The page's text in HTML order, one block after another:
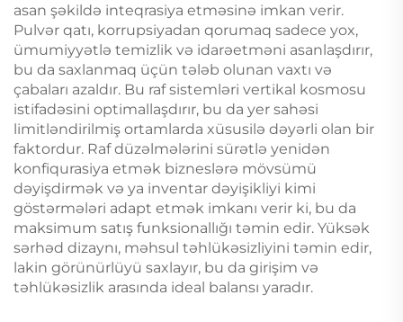
asan şəkildə inteqrasiya etməsinə imkan verir.
Pulvər qatı, korrupsiyadan qorumaq sadece yox,
ümumiyyətlə temizlik və idarəetməni asanlaşdırır,
bu da saxlanmaq üçün tələb olunan vaxtı və
çabaları azaldır. Bu raf sistemləri vertikal kosmosu
istifadəsini optimallaşdırır, bu da yer sahəsi
limitləndirilmiş ortamlarda xüsusilə dəyərli olan bir
faktordur. Raf düzəlmələrini sürətlə yenidən
konfiqurasiya etmək bizneslərə mövsümü
dəyişdirmək və ya inventar dəyişikliyi kimi
göstərmələri adapt etmək imkanı verir ki, bu da
maksimum satış funksionallığı təmin edir. Yüksək
sərhəd dizaynı, məhsul təhlükəsizliyini təmin edir,
lakin görünürlüyü saxlayır, bu da girişim və
təhlükəsizlik arasında ideal balansı yaradır.